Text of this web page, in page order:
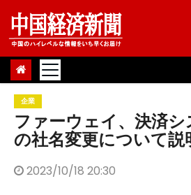
Skip
content
企業
ファーウェイ、決済
の社名変更について説
2023/10/18 20:30